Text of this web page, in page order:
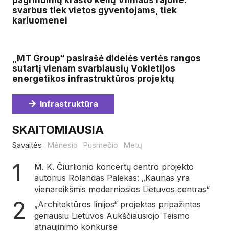
svarbus tiek vietos gyventojams, tiek
kariuomenei
„MT Group“ pasirašė didelės vertės rangos
sutartį vienam svarbiausių Vokietijos
energetikos infrastruktūros projektų
Infrastruktūra
SKAITOMIAUSIA
Savaitės Mėnesio Pusmečio Metų
M. K. Čiurlionio koncertų centro projekto
autorius Rolandas Palekas: „Kaunas yra
vienareikšmis moderniosios Lietuvos centras“
„Architektūros linijos“ projektas pripažintas
geriausiu Lietuvos Aukščiausiojo Teismo
atnaujinimo konkurse